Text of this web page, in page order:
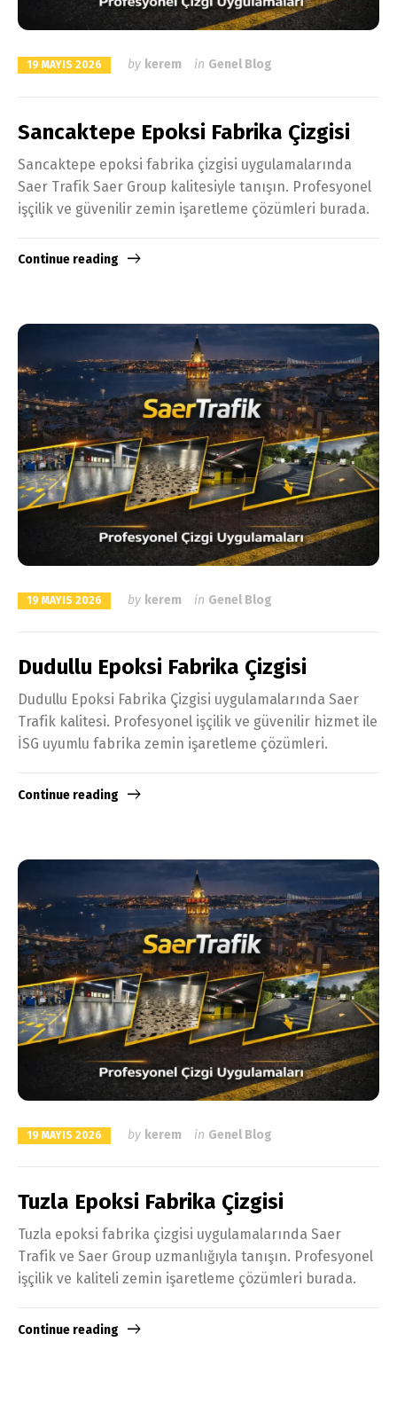
19 MAYIS 2026 by kerem in Genel Blog
Sancaktepe Epoksi Fabrika Çizgisi
Sancaktepe epoksi fabrika çizgisi uygulamalarında
Saer Trafik Saer Group kalitesiyle tanışın. Profesyonel
işçilik ve güvenilir zemin işaretleme çözümleri burada.
Continue reading
19 MAYIS 2026 by kerem in Genel Blog
Dudullu Epoksi Fabrika Çizgisi
Dudullu Epoksi Fabrika Çizgisi uygulamalarında Saer
Trafik kalitesi. Profesyonel işçilik ve güvenilir hizmet ile
İSG uyumlu fabrika zemin işaretleme çözümleri.
Continue reading
19 MAYIS 2026 by kerem in Genel Blog
Tuzla Epoksi Fabrika Çizgisi
Tuzla epoksi fabrika çizgisi uygulamalarında Saer
Trafik ve Saer Group uzmanlığıyla tanışın. Profesyonel
işçilik ve kaliteli zemin işaretleme çözümleri burada.
Continue reading